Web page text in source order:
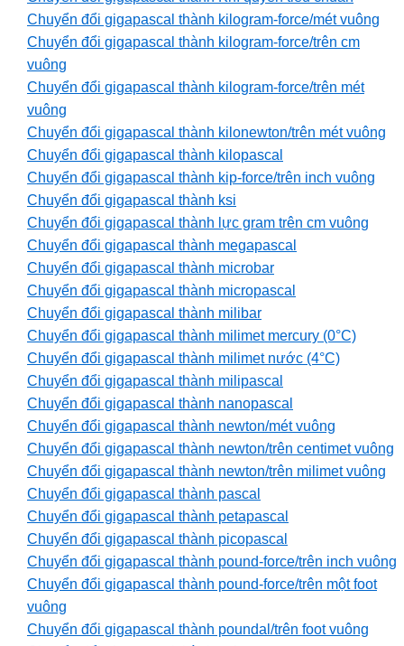
Chuyển đổi gigapascal thành kilogram-force/mét vuông
Chuyển đổi gigapascal thành kilogram-force/trên cm
vuông
Chuyển đổi gigapascal thành kilogram-force/trên mét
vuông
Chuyển đổi gigapascal thành kilonewton/trên mét vuông
Chuyển đổi gigapascal thành kilopascal
Chuyển đổi gigapascal thành kip-force/trên inch vuông
Chuyển đổi gigapascal thành ksi
Chuyển đổi gigapascal thành lực gram trên cm vuông
Chuyển đổi gigapascal thành megapascal
Chuyển đổi gigapascal thành microbar
Chuyển đổi gigapascal thành micropascal
Chuyển đổi gigapascal thành milibar
Chuyển đổi gigapascal thành milimet mercury (0°C)
Chuyển đổi gigapascal thành milimet nước (4°C)
Chuyển đổi gigapascal thành milipascal
Chuyển đổi gigapascal thành nanopascal
Chuyển đổi gigapascal thành newton/mét vuông
Chuyển đổi gigapascal thành newton/trên centimet vuông
Chuyển đổi gigapascal thành newton/trên milimet vuông
Chuyển đổi gigapascal thành pascal
Chuyển đổi gigapascal thành petapascal
Chuyển đổi gigapascal thành picopascal
Chuyển đổi gigapascal thành pound-force/trên inch vuông
Chuyển đổi gigapascal thành pound-force/trên một foot
vuông
Chuyển đổi gigapascal thành poundal/trên foot vuông